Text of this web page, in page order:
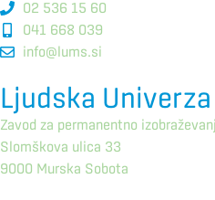
02 536 15 60
041 668 039
info@lums.si
Ljudska
Zavod za permanentno
Slomškova ulica 33
9000 Murska Sobota